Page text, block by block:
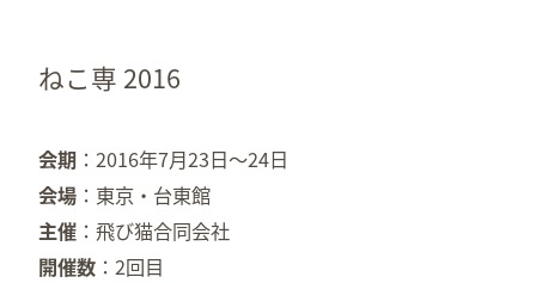
ねこ専 2016
会期
2016年7月23日～24日
会場
東京・台東館
主催
飛び猫合同会社
開催数
2回目